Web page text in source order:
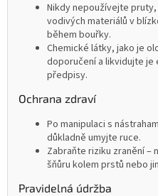
Nikdy nepoužívejte
vodivých materiálů v
během bouřky.
Chemické látky, jako je
doporučení a likvidujte je
předpisy.
Ochrana zdraví
Po manipulaci s
důkladně umyjte ruce.
Zabraňte riziku zranění
šňůru kolem prstů nebo
Pravidelná údržba